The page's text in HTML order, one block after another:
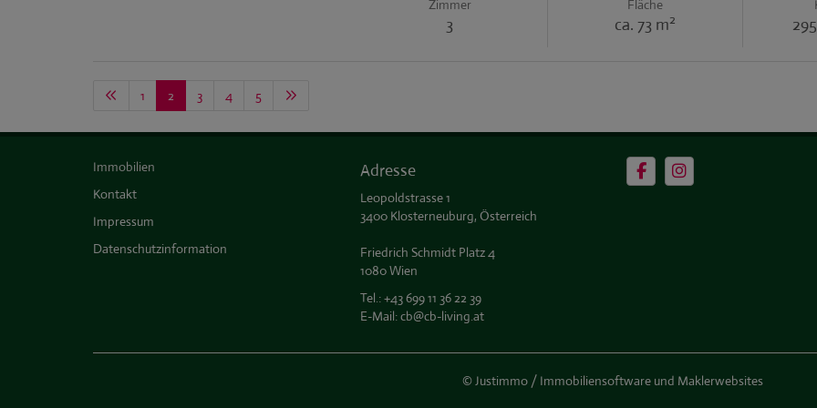
Zimmer
3
Fläche
ca. 73 m2
1 2 3 4 5
Immobilien
Kontakt
Impressum
Datenschutzinformation
Adresse
Leopoldstrasse 1
3400 Klosterneuburg, Österreich
Friedrich Schmidt Platz 4
1080 Wien
Tel.:+43 699 11 36 22 39
E-Mail:cb@cb-living.at
© Justimmo / Immobiliensoftware und Maklerwebsites